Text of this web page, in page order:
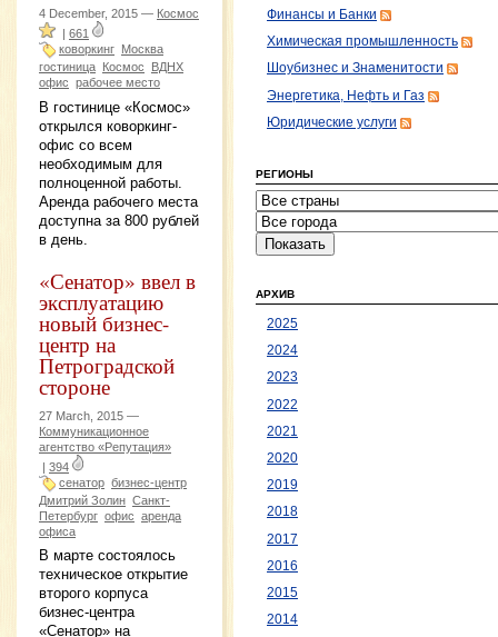
4 December, 2015 — Космос
661
коворкинг Москва
гостиница
Космос
ВДНХ
офис рабочее место
В гостинице «Космос»
открылся коворкинг-
офис со всем
необходимым для
полноценной работы.
Аренда рабочего места
доступна за 800 рублей
в день.
«Сенатор» ввел в
эксплуатацию
новый бизнес-
центр на
Петроградской
стороне
27 March, 2015 —
Коммуникационное
агентство «Репутация»
| 394
сенатор бизнес-центр
Дмитрий Золин Санкт-
Петербург офис аренда
офиса
В марте состоялось
техническое открытие
второго корпуса
бизнес-центра
«Сенатор» на
Финансы и Банки
Химическая промышленность
Шоубизнес и Знаменитости
Энергетика, Нефть и Газ
Юридические услуги
РЕГИОНЫ
АРХИВ
2025
2024
2023
2022
2021
2020
2019
2018
2017
2016
2015
2014